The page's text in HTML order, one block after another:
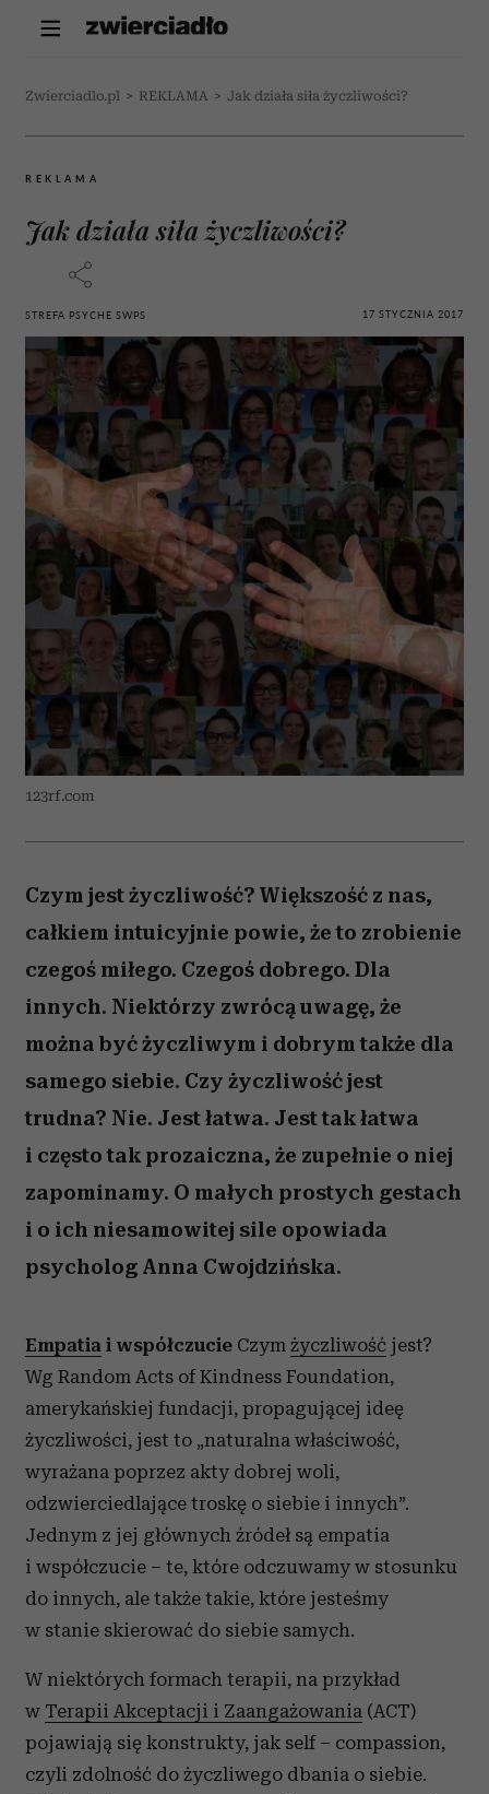
Zwierciadlo.pl > REKLAMA > Jak działa siła życzliwości?
REKLAMA
Jak działa siła życzliwości?
STREFA PSYCHE SWPS 17 STYCZNIA 2017
123rf.com
Czym jest życzliwość? Większość z nas,
całkiem intuicyjnie powie, że to zrobienie
czegoś miłego. Czegoś dobrego. Dla
innych. Niektórzy zwrócą uwagę, że
można być życzliwym i dobrym także dla
samego siebie. Czy życzliwość jest
trudna? Nie. Jest łatwa. Jest tak łatwa
i często tak prozaiczna, że zupełnie o niej
zapominamy. O małych prostych gestach
i o ich niesamowitej sile opowiada
psycholog Anna Cwojdzińska.
Empatia i współczucie Czym życzliwość jest?
Wg Random Acts of Kindness Foundation,
amerykańskiej fundacji, propagującej ideę
życzliwości, jest to „naturalna właściwość,
wyrażana poprzez akty dobrej woli,
odzwierciedlające troskę o siebie i innych”.
Jednym z jej głównych źródeł są empatia
i współczucie – te, które odczuwamy w stosunku
do innych, ale także takie, które jesteśmy
w stanie skierować do siebie samych.
W niektórych formach terapii, na przykład
w Terapii Akceptacji i Zaangażowania (ACT)
pojawiają się konstrukty, jak self – compassion,
czyli zdolność do życzliwego dbania o siebie.